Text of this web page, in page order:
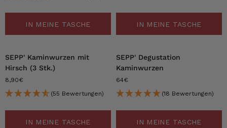
IN MEINE TASCHE IN MEINE TASCHE
SEPP' Kaminwurzen mit
Hirsch (3 Stk.)
8,90€
(55 Bewertungen)
IN MEINE TASCHE
SEPP' Degustation
Kaminwurzen
64€
(18 Bewertungen)
IN MEINE TASCHE